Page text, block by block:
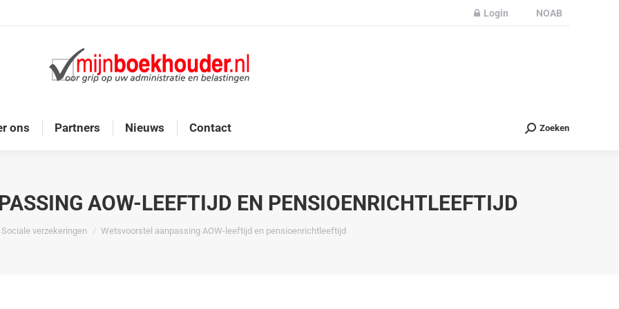
Login NOAB
ons Partners Nieuws Contact Zoeken
AOW-LEEFTIJD EN PENSIOENRICHTLEEFTIJD
Sociale verzekeringen Wetsvoorstel aanpassing AOW-leeftijd en pensioenrichtleeftijd
Home Diensten Onze doelgroep Over ons Partners Nieuws Contact Zoeken